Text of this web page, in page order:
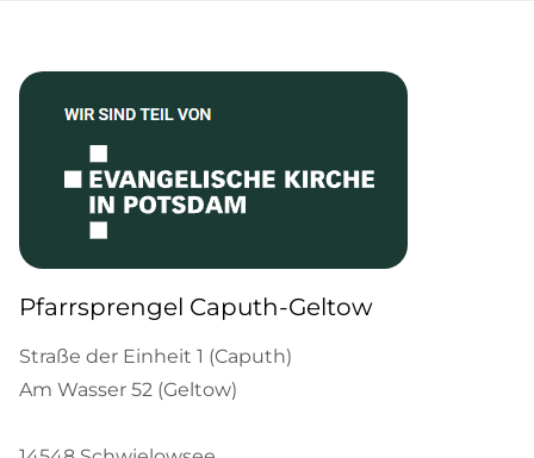
Pfarrsprengel Caputh-Geltow
Straße der Einheit 1 (Caputh)
Am Wasser 52 (Geltow)